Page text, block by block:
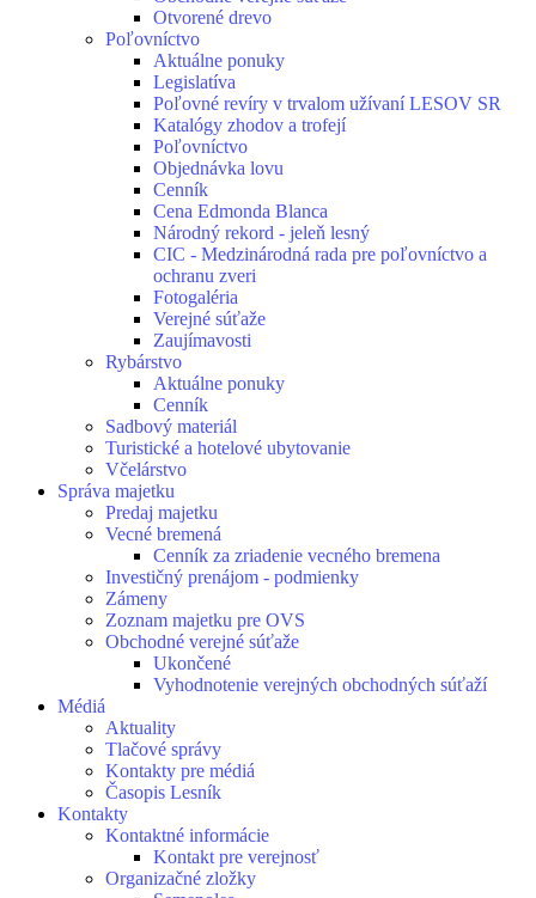
Otvorené drevo
Poľovníctvo
Aktuálne ponuky
Legislatíva
Poľovné revíry v trvalom užívaní LESOV SR
Katalógy zhodov a trofejí
Poľovníctvo
Objednávka lovu
Cenník
Cena Edmonda Blanca
Národný rekord - jeleň lesný
CIC - Medzinárodná rada pre poľovníctvo a
ochranu zveri
Fotogaléria
Verejné súťaže
Zaujímavosti
Rybárstvo
Aktuálne ponuky
Cenník
Sadbový materiál
Turistické a hotelové ubytovanie
Včelárstvo
Správa majetku
Predaj majetku
Vecné bremená
Cenník za zriadenie vecného bremena
Investičný prenájom - podmienky
Zámeny
Zoznam majetku pre OVS
Obchodné verejné súťaže
Ukončené
Vyhodnotenie verejných obchodných súťaží
Médiá
Aktuality
Tlačové správy
Kontakty pre médiá
Časopis Lesník
Kontakty
Kontaktné informácie
Kontakt pre verejnosť
Organizačné zložky